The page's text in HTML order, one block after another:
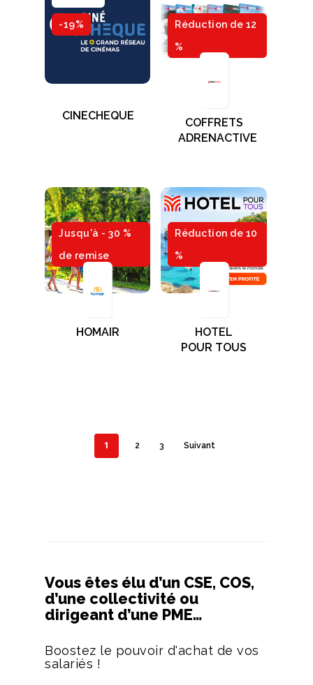
-19%
CINECHEQUE
Réduction de 12
%
COFFRETS
ADRENACTIVE
Jusqu'à - 30 %
de remise
HOMAIR
Réduction de 10
%
HOTEL
POUR TOUS
1 2 3 Suivant
Vous êtes élu d’un CSE, COS,
d’une collectivité ou
dirigeant d’une PME…
Boostez le pouvoir d'achat de vos
salariés !